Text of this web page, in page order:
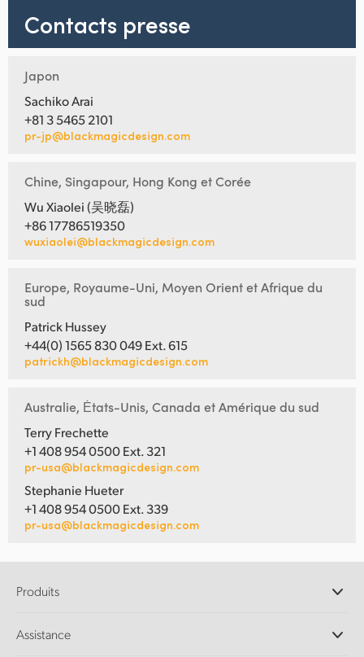
Contacts presse
Japon
Sachiko Arai
+81 3 5465 2101
pr-jp@blackmagicdesign.com
Chine, Singapour, Hong Kong et Corée
Wu Xiaolei (吴晓磊)
+86 17786519350
wuxiaolei@blackmagicdesign.com
Europe, Royaume-Uni, Moyen Orient et Afrique du
sud
Patrick Hussey
+44(0) 1565 830 049 Ext. 615
patrickh@blackmagicdesign.com
Australie, Ėtats-Unis, Canada et Amérique du sud
Terry Frechette
+1 408 954 0500 Ext. 321
pr-usa@blackmagicdesign.com
Stephanie Hueter
+1 408 954 0500 Ext. 339
pr-usa@blackmagicdesign.com
Produits
Logiciels DaVinci Resolve et Fusion
Assistance